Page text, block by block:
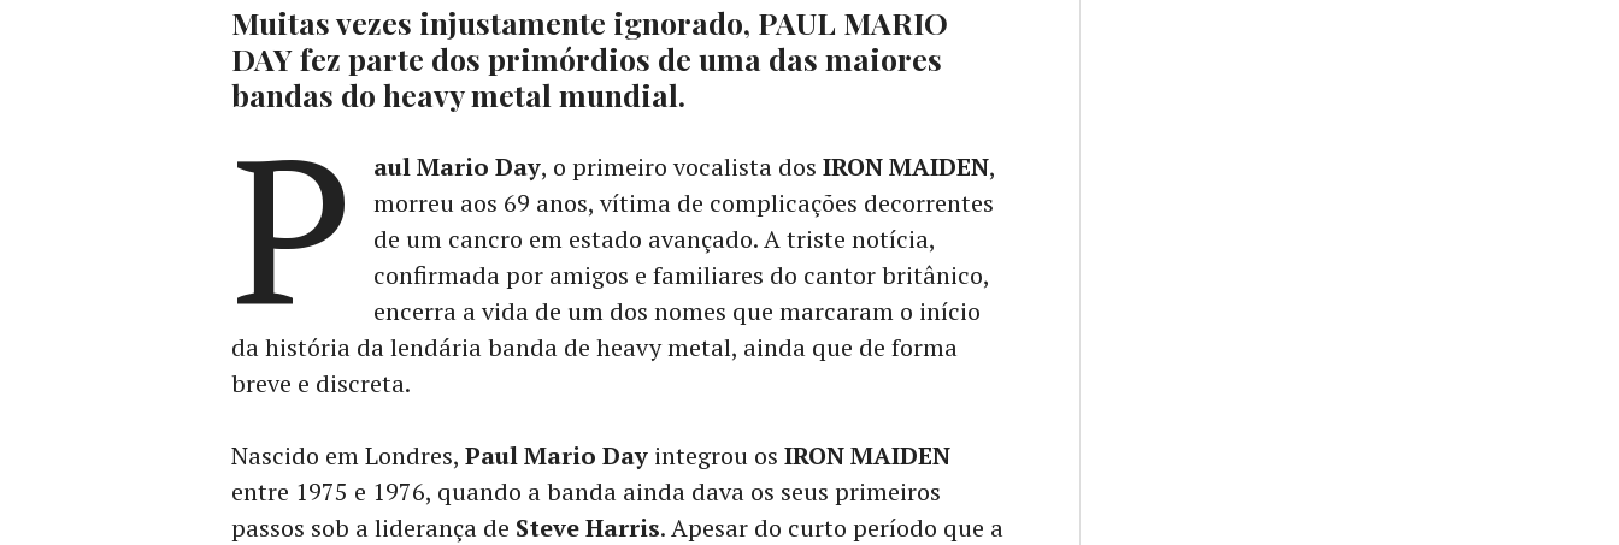
Muitas vezes injustamente ignorado, PAUL MARIO
DAY fez parte dos primórdios de uma das maiores
bandas do heavy metal mundial.
P aul Mario Day, o primeiro vocalista dos IRON MAIDEN,
morreu aos 69 anos, vítima de complicações decorrentes
de um cancro em estado avançado. A triste notícia,
confirmada por amigos e familiares do cantor britânico,
encerra a vida de um dos nomes que marcaram o início
da história da lendária banda de heavy metal, ainda que de forma
breve e discreta.
Nascido em Londres, Paul Mario Day integrou os IRON MAIDEN
entre 1975 e 1976, quando a banda ainda dava os seus primeiros
passos sob a liderança de Steve Harris. Apesar do curto período que a